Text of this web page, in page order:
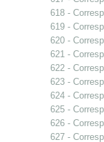
618 -
619 -
620 -
621 -
622 -
623 -
624 -
625 -
626 -
627 -